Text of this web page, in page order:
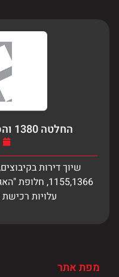
החלטה 1380 והסדרת שימושים חורגים
1155,1366,
עלויות
מפת אתר